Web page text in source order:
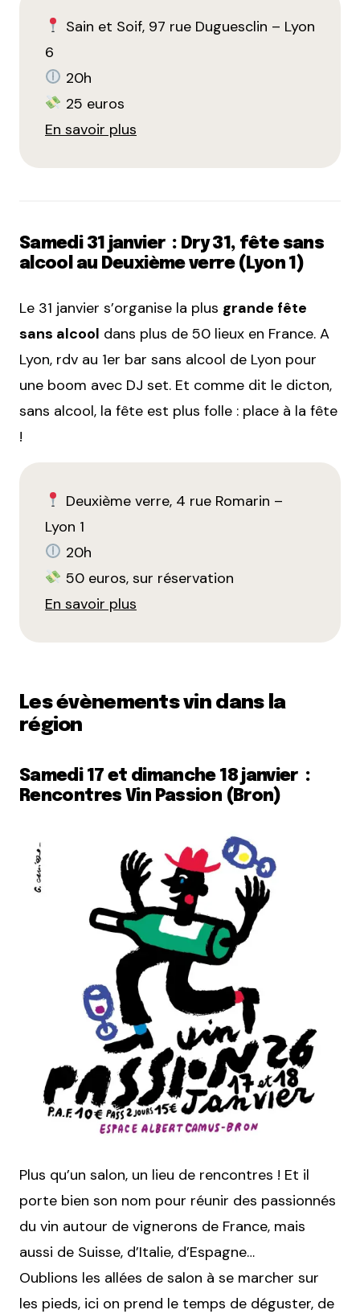
Sain et Soif, 97 rue Duguesclin – Lyon
6
20h
25 euros
En savoir plus
Samedi 31 janvier : Dry 31, fête sans
alcool au Deuxième verre (Lyon 1)
Le 31 janvier s’organise la plus grande fête
sans alcool dans plus de 50 lieux en France. A
Lyon, rdv au 1er bar sans alcool de Lyon pour
une boom avec DJ set. Et comme dit le dicton,
sans alcool, la fête est plus folle : place à la fête
!
Deuxième verre, 4 rue Romarin –
Lyon 1
20h
50 euros, sur réservation
En savoir plus
Les évènements vin dans la
région
Samedi 17 et dimanche 18 janvier :
Rencontres Vin Passion (Bron)
Plus qu’un salon, un lieu de rencontres ! Et il
porte bien son nom pour réunir des passionnés
du vin autour de vignerons de France, mais
aussi de Suisse, d’Italie, d’Espagne…
Oublions les allées de salon à se marcher sur
les pieds, ici on prend le temps de déguster, de